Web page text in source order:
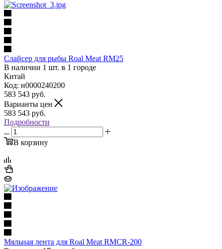
Слайсер для рыбы Roal Meat RM25
В наличии 1 шт. в 1 городе
Китай
Код: н0000240200
583 543 руб.
Варианты цен
583 543 руб.
Подробности
В корзину
Мяльная лента для Roal Meat RMCR-200